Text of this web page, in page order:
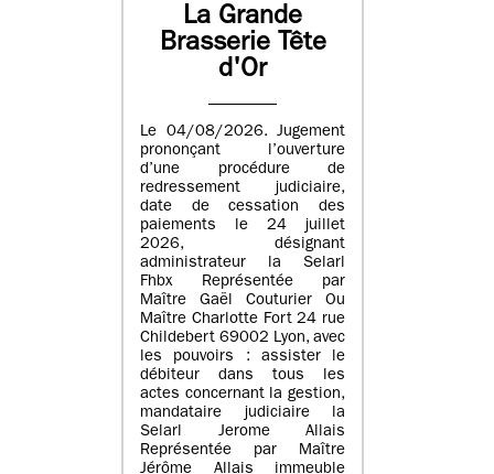
La Grande
Brasserie Tête
d'Or
Le 04/08/2026. Jugement
prononçant l’ouverture
d’une procédure de
redressement judiciaire,
date de cessation des
paiements le 24 juillet
2026, désignant
administrateur la Selarl
Fhbx Représentée par
Maître Gaël Couturier Ou
Maître Charlotte Fort 24 rue
Childebert 69002 Lyon, avec
les pouvoirs : assister le
débiteur dans tous les
actes concernant la gestion,
mandataire judiciaire la
Selarl Jerome Allais
Représentée par Maître
Jérôme Allais immeuble